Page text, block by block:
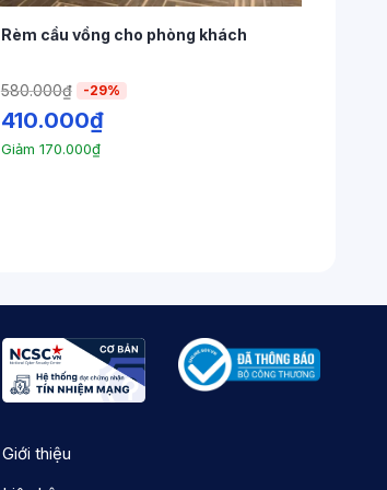
Rèm cầu vồng cho phòng khách
580.000₫ -29%
410.000₫
Giảm 170.000₫
Giới thiệu